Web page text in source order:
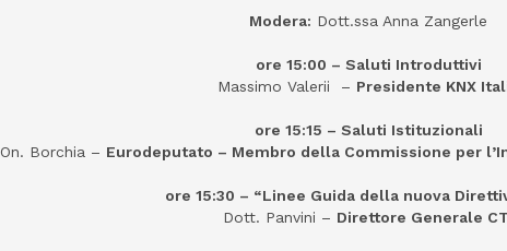
Modera: Dott.ssa Anna Zangerle
ore 15:00 – Saluti Introduttivi
Massimo Valerii – Presidente KNX
ore 15:15 – Saluti Istituzionali
On. Borchia – Eurodeputato – Membro della Commissione per
ore 15:30 – “Linee Guida della nuova
Dott. Panvini – Direttore Generale